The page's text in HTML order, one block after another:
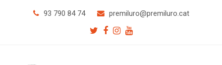
93 790 84 74 premiluro@premiluro.cat
Twitter
Facebook
Instagram
Youtube